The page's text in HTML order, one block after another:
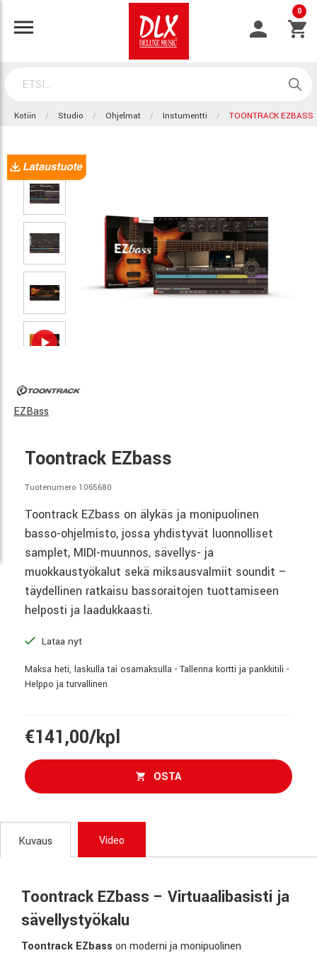
0
Kotiin Studio Ohjelmat Instumentti TOONTRACK EZBASS
EZBass
Toontrack EZbass
Tuotenumero 1065680
Toontrack EZbass on älykäs ja monipuolinen
basso-ohjelmisto, jossa yhdistyvät luonnolliset
samplet, MIDI-muunnos, sävellys- ja
muokkaustyökalut sekä miksausvalmiit soundit –
täydellinen ratkaisu bassoraitojen tuottamiseen
helposti ja laadukkaasti.
Lataa nyt
Maksa heti, laskulla tai osamaksulla - Tallenna kortti ja pankkitili -
Helppo ja turvallinen
€141,00/kpl
OSTA
Kuvaus Video
Toontrack EZbass – Virtuaalibasisti ja
sävellystyökalu
Toontrack EZbass on moderni ja monipuolinen